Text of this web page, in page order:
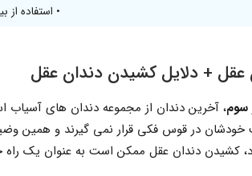
• استفاده از
عقل + دلایل کشیدن دندان عقل
سوم
در قوس فکی قرار نمی گیرند و همین
کشیدن دندان عقل ممکن است به عنوان یک